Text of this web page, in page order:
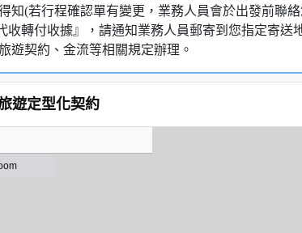
知(若行程確認單有變更，業務人員會於出發前聯絡
收轉付收據』，請通知業務人員郵寄到您指定寄送
遊契約、金流等相關規定辦理。
遊定型化契約